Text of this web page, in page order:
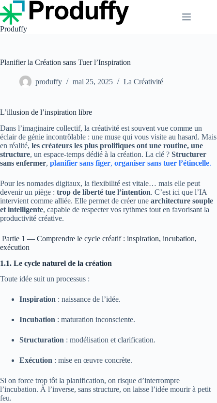
Passer
au
contenu
Produffy
Planifier la Création sans Tuer l’Inspiration
produffy mai 25, 2025 La Créativité
L’illusion de l’inspiration libre
Dans l’imaginaire collectif, la créativité est souvent vue comme un
éclair de génie incontrôlable : une muse qui vous visite au hasard. Mais
en réalité, les créateurs les plus prolifiques ont une routine, une
structure, un espace-temps dédié à la création. La clé ? Structurer
sans enfermer, planifier sans figer, organiser sans tuer l’étincelle.
Pour les nomades digitaux, la flexibilité est vitale… mais elle peut
devenir un piège : trop de liberté tue l’intention. C’est ici que l’IA
intervient comme alliée. Elle permet de créer une architecture souple
et intelligente, capable de respecter vos rythmes tout en favorisant la
productivité créative.
Partie 1 — Comprendre le cycle créatif : inspiration, incubation,
exécution
1.1. Le cycle naturel de la création
Toute idée suit un processus :
Inspiration : naissance de l’idée.
Incubation : maturation inconsciente.
Structuration : modélisation et clarification.
Exécution : mise en œuvre concrète.
Si on force trop tôt la planification, on risque d’interrompre
l’incubation. À l’inverse, sans structure, on laisse l’idée mourir à petit
feu.